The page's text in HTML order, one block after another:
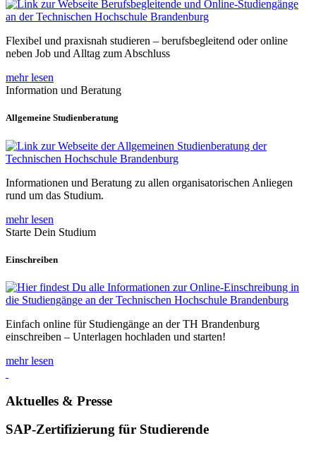
Flexibel und praxisnah studieren – berufsbegleitend oder online
neben Job und Alltag zum Abschluss
mehr lesen
Information und Beratung
Allgemeine Studienberatung
Informationen und Beratung zu allen organisatorischen Anliegen
rund um das Studium.
mehr lesen
Starte Dein Studium
Einschreiben
Einfach online für Studiengänge an der TH Brandenburg
einschreiben – Unterlagen hochladen und starten!
mehr lesen
Aktuelles & Presse
SAP-Zertifizierung für Studierende